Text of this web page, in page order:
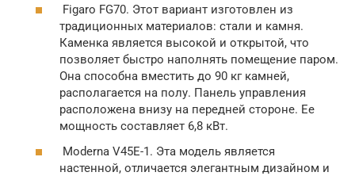
Figaro FG70. Этот вариант изготовлен из
традиционных материалов: стали и камня.
Каменка является высокой и открытой, что
позволяет быстро наполнять помещение паром.
Она способна вместить до 90 кг камней,
располагается на полу. Панель управления
расположена внизу на передней стороне. Ее
мощность составляет 6,8 кВт.
Moderna V45Е-1. Эта модель является
настенной, отличается элегантным дизайном и